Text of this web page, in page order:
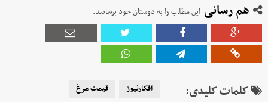
هم رسانی این مطلب را به دوستان خود برسانید.
کلمات کلیدی: افکارنیوز
قیمت مرغ